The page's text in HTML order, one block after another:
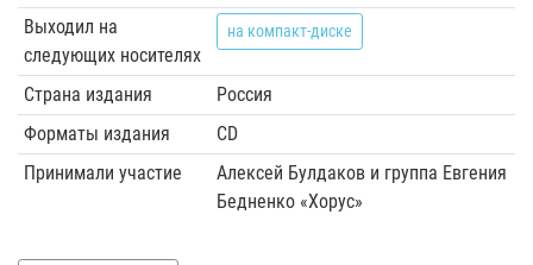
Выходил на
следующих носителях
на компакт-диске
Страна издания
Россия
Форматы издания
CD
Принимали участие
Алексей Булдаков и группа Евгения
Бедненко «Хорус»